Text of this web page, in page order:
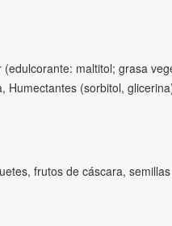
maltitol; grasa
(sorbitol,
frutos de cáscara,